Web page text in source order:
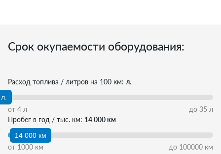
Срок окупаемости оборудования:
Расход топлива / литров на 100 км: л.
л.
от 4 л до 35 л
Пробег в год / тыс. км: 14 000 км
14 000 км
от 1000 км до 100000 км